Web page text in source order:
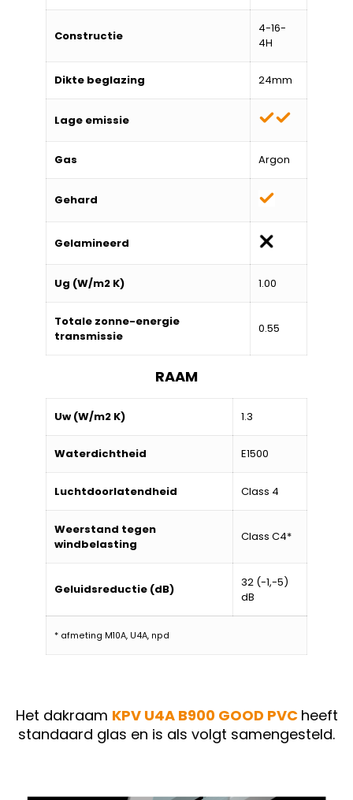
Constructie
4-16-
4H
Dikte beglazing 24mm
Lage emissie
Gas Argon
Gehard
Gelamineerd
Ug (W/m2 K) 1.00
Totale zonne-energie
transmissie
0.55
RAAM
Uw (W/m2 K) 1.3
Waterdichtheid E1500
Luchtdoorlatendheid Class 4
Weerstand tegen
windbelasting
Class C4*
Geluidsreductie (dB)
32 (-1,-5)
dB
* afmeting M10A, U4A, npd
Het dakraam KPV U4A B900 GOOD PVC heeft
standaard glas en is als volgt samengesteld.